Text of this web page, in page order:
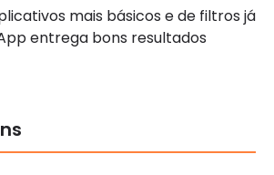
mais básicos e de filtros já
entrega bons resultados